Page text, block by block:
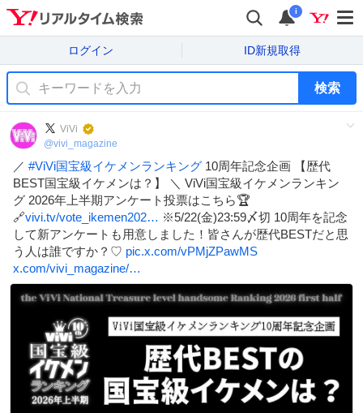
i
ログイン ID新規取得
検索
ViVi
@vivi_magazine
／ #ViVi国宝級イケメンランキング 10周年記念企画 【歴代
BEST国宝級イケメンは？】 ＼ ViVi国宝級イケメンランキン
グ 2026年上半期アンケート投票はこちら🏆
🔗vivi.tv/vote_ikemen202… ※5/22(金)23:59〆切 10周年を記念
して新アンケートも用意しました！皆さんが歴代BESTだと思
う人は誰ですか？♡ pic.x.com/vPMjZPawMS
x.com/vivi_magazine/…